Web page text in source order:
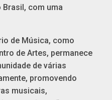
com uma
de Música, como
de Artes, permanece
de várias
promovendo
musicais,